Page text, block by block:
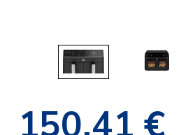
150,41 €